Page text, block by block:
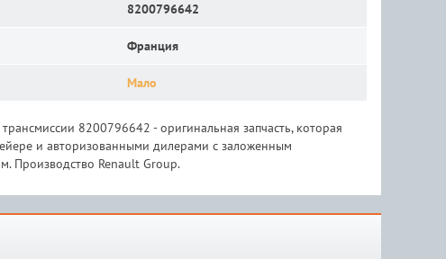
8200796642
Франция
Мало
8200796642 - оригинальная запчасть, которая
и авторизованными дилерами с заложенным
Производство Renault Group.